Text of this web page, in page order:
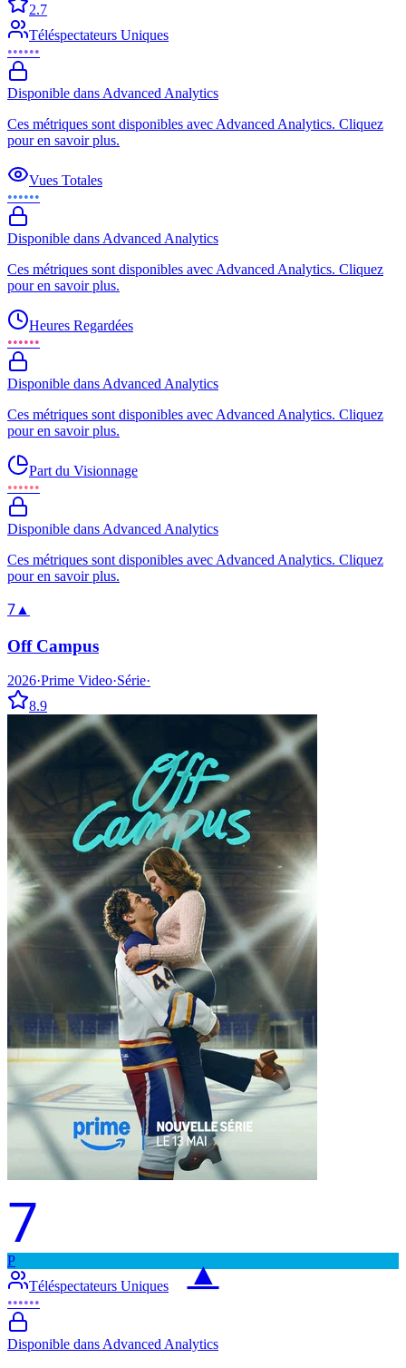
2.7
Téléspectateurs Uniques
••••••
Disponible dans Advanced Analytics
Ces métriques sont disponibles avec Advanced Analytics. Cliquez
pour en savoir plus.
Vues Totales
••••••
Disponible dans Advanced Analytics
Ces métriques sont disponibles avec Advanced Analytics. Cliquez
pour en savoir plus.
Heures Regardées
••••••
Disponible dans Advanced Analytics
Ces métriques sont disponibles avec Advanced Analytics. Cliquez
pour en savoir plus.
Part du Visionnage
••••••
Disponible dans Advanced Analytics
Ces métriques sont disponibles avec Advanced Analytics. Cliquez
pour en savoir plus.
7 ▲
Off Campus
2026·Prime Video·Série·
8.9
7
▲
P
Téléspectateurs Uniques
••••••
Disponible dans Advanced Analytics